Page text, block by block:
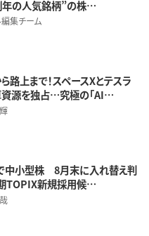
年の人気銘柄”の株…
編集チーム
路上まで！スペースXとテスラ
源を独占…究極の「AI…
中小型株 8月末に入れ替え判
TOPIX新規採用候…